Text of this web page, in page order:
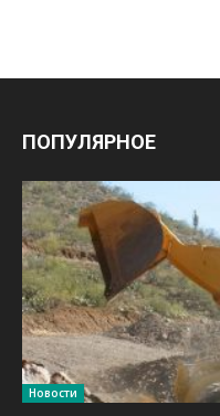
ПОПУЛЯРНОЕ
Новости